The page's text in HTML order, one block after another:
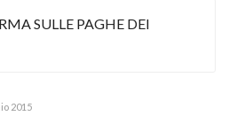
SULLE PAGHE DEI
2015